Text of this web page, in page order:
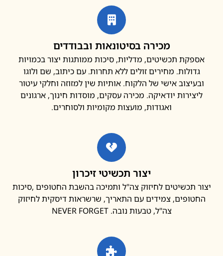
מכירה בסיטונאות ובבודדים
תכשיטים, מדליות, סיכות ממותגות יצור בכמויות
מחירים זולים ללא תחרות. עם כיתוב, שם ולוגו
אישי של הלקוח. אותיות שין למזוזה וחלקי עיטור
יודאיקה. מכירה עסקים, מוסדות חינוך, ארגונים
ואגודות, מועצות מקומיות ולסוחרים.
יצור תכשיטי זיכרון
תכשיטים לחיזוק צה"ל ותמיכה בהשבת החטופים ,סיכות
צמידים עם התאריך, שרשראות דיסקית לחיזוק
צה"ל, טבעות נובה. NEVER FORGET